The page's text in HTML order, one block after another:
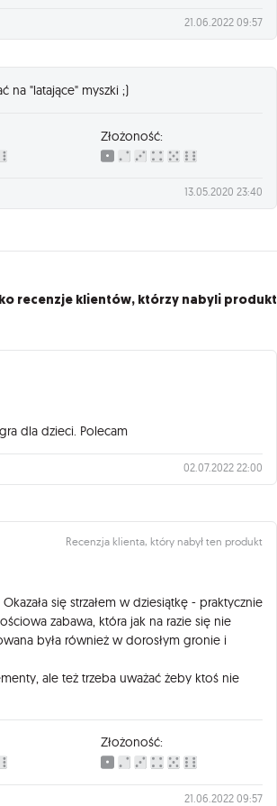
21.06.2022 09:57
na "latające" myszki ;)
Złożoność:
13.05.2020 23:40
recenzje klientów, którzy nabyli produkt
dla dzieci. Polecam
02.07.2022 22:00
Recenzja klienta, który nabył ten produkt
się strzałem w dziesiątkę - praktycznie
zabawa, która jak na razie się nie
była również w dorosłym gronie i
ale też trzeba uważać żeby ktoś nie
Złożoność:
21.06.2022 09:57